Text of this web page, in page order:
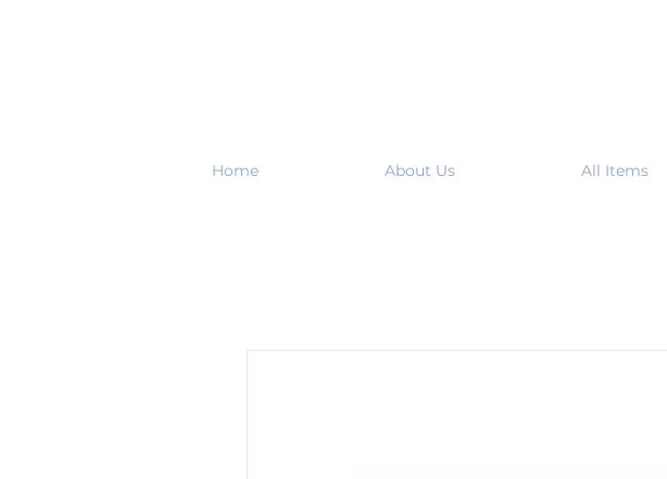
Home About Us All Items